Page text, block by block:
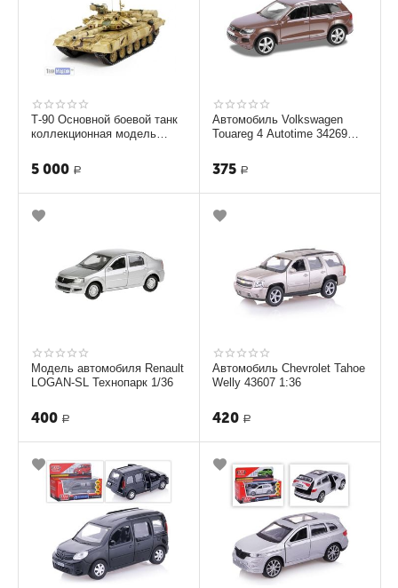
Т-90 Основной боевой танк
коллекционная модель
5 000 Р
Автомобиль Volkswagen
Touareg 4 Autotime 34269
375 Р
Модель автомобиля Renault
LOGAN-SL Технопарк 1/36
400 Р
Автомобиль Chevrolet Tahoe
Welly 43607 1:36
420 Р